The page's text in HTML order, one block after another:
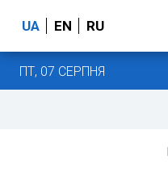
UA EN RU
ПТ, 07 СЕРПНЯ